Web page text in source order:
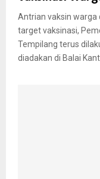
Antrian vaksin
target vaksinasi,
Tempilang terus
diadakan di Balai